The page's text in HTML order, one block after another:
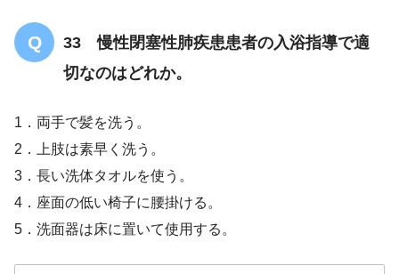
33 慢性閉塞性肺疾患患者の入浴指導で適
切なのはどれか。
1．両手で髪を洗う。
2．上肢は素早く洗う。
3．長い洗体タオルを使う。
4．座面の低い椅子に腰掛ける。
5．洗面器は床に置いて使用する。